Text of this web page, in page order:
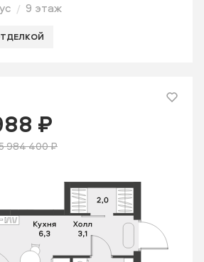
9 этаж
₽
984 400 ₽